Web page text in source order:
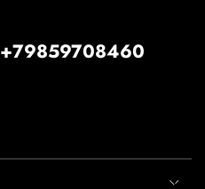
+79859708460